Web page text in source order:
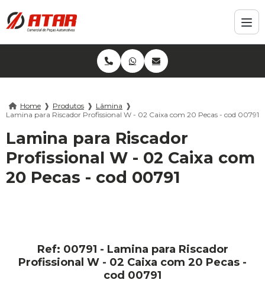
Home ❱ Produtos ❱ Lâmina ❱
Lamina para Riscador Profissional W - 02 Caixa com 20 Pecas - cod 00791
Lamina para Riscador
Profissional W - 02 Caixa com
20 Pecas - cod 00791
Ref: 00791 - Lamina para Riscador
Profissional W - 02 Caixa com 20 Pecas -
cod 00791